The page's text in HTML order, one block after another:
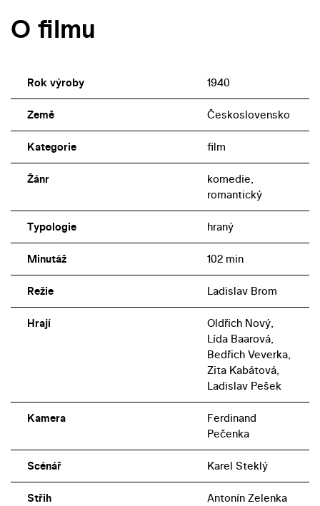
O filmu
Rok výroby 1940
Země Československo
Kategorie film
Žánr
komedie,
romantický
Typologie hraný
Minutáž 102 min
Režie Ladislav Brom
Hrají
Oldřich Nový,
Lída Baarová,
Bedřich Veverka,
Zita Kabátová,
Ladislav Pešek
Kamera
Ferdinand
Pečenka
Scénář Karel Steklý
Střih Antonín Zelenka